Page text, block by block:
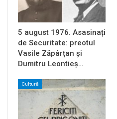
5 august 1976. Asasinați
de Securitate: preotul
Vasile Zăpârțan și
Dumitru Leontieș…
Cultură